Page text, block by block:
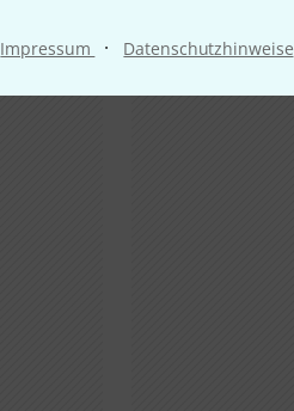
Impressum · Datenschutzhinweise